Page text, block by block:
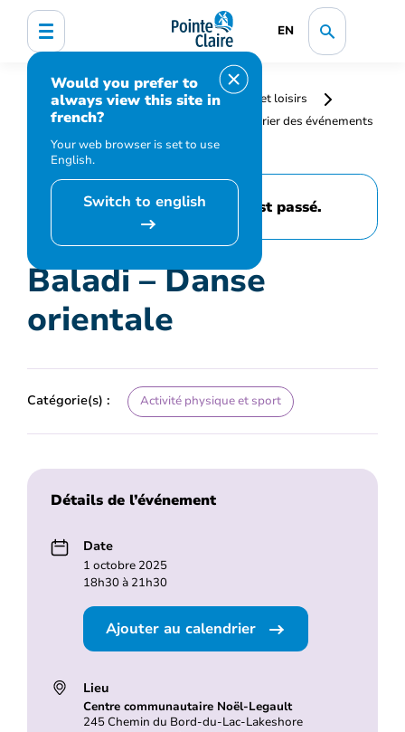
EN
Would you prefer to
always view this site in
french?
Your web browser is set to use
English.
Switch to english
Accueil
Bibliothèque, culture, sports et loisirs
Programmation et inscription
Calendrier des événements
et activités
Baladi – Danse orientale
Cet événement est passé.
Baladi – Danse
orientale
Catégorie(s) : Activité physique et sport
Détails de l’événement
Date
1 octobre 2025
18h30 à 21h30
Ajouter au calendrier
Lieu
Centre communautaire Noël-Legault
245 Chemin du Bord-du-Lac-Lakeshore